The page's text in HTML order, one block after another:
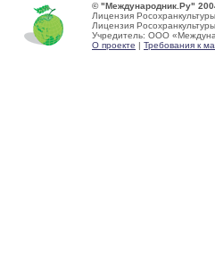
© "Международник.Ру"
Лицензия
Лицензия
Учредитель: ООО
О проекте | Требования к